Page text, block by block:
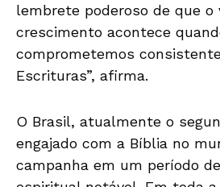
lembrete poderoso de que o
crescimento acontece
comprometemos
Escrituras”, afirma.
O Brasil, atualmente o
engajado com a Bíblia no
campanha em um período